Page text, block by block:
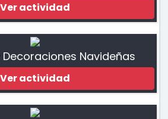
Ver actividad
Navideñas
Ver actividad